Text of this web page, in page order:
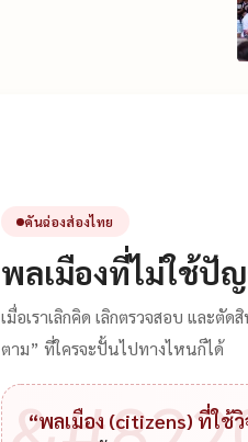
คันฉ่องส่องไทย
พลเมืองที่ไม่ใช้ปั
เมื่อเราเลิกคิด เลิกตรวจสอบ และตั
ตาม” ที่ใครจะปั้นไปทางไหนก็ได้
“พลเมือง (citizens) ที่ใช้